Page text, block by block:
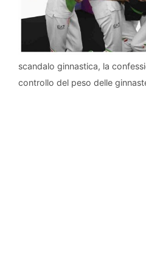
scandalo ginnastica, la
controllo del peso delle